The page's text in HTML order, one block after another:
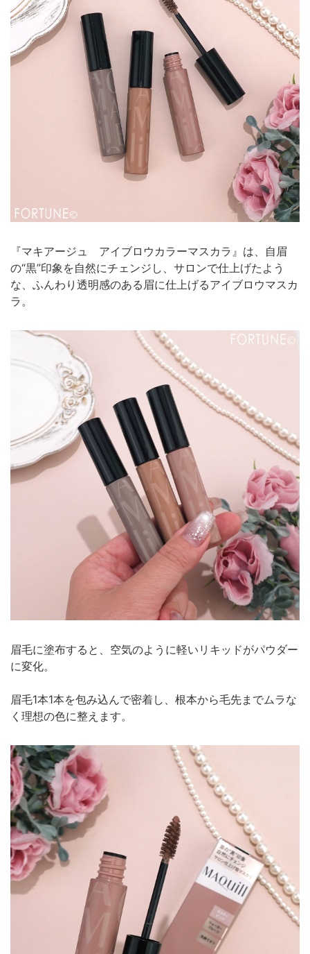
『マキアージュ アイブロウカラーマスカラ』は、自眉
の“黒”印象を自然にチェンジし、サロンで仕上げたよう
な、ふんわり透明感のある眉に仕上げるアイブロウマスカ
ラ。
眉毛に塗布すると、空気のように軽いリキッドがパウダー
に変化。
眉毛1本1本を包み込んで密着し、根本から毛先までムラな
く理想の色に整えます。